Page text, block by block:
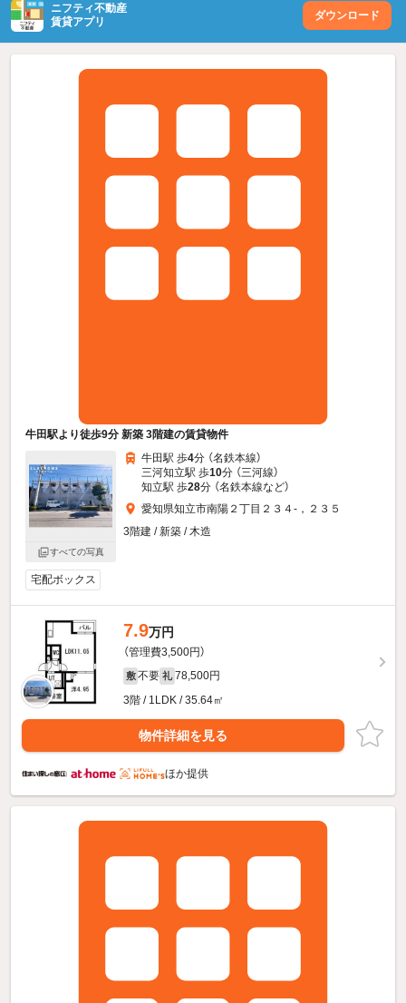
ニフティ不動産
賃貸アプリ
ダウンロード
牛田駅より徒歩9分 新築 3階建の賃貸物件
すべての写真
牛田駅 歩4分 （名鉄本線）
三河知立駅 歩10分 （三河線）
知立駅 歩28分 （名鉄本線など）
愛知県知立市南陽２丁目２３４-，２３５
3階建 / 新築 / 木造
宅配ボックス
7.9万円
（管理費3,500円）
敷 不要 礼 78,500円
3階 / 1LDK / 35.64㎡
物件詳細を見る
ほか提供